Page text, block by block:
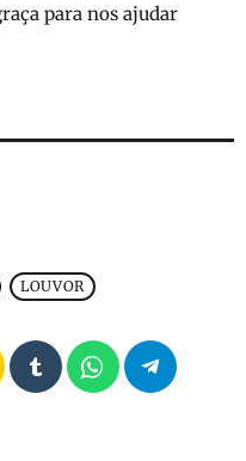
para nos ajudar
LOUVOR